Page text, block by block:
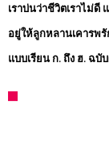
เราบ่นว่าชีวิตเราไม่
อยู่ให้ลูกหลานเคารพ
แบบเรียน ก. ถึง ฮ. ฉ